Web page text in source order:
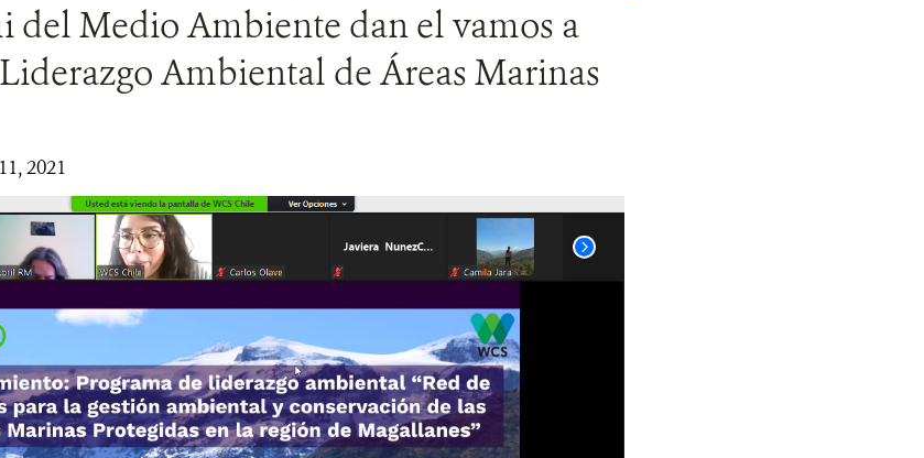
del Medio Ambiente dan el vamos a
Ambiental de Áreas Marinas
2021